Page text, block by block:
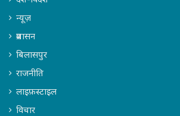
न्यूज़
प्रशासन
बिलासपुर
राजनीति
लाइफ़स्टाइल
विचार